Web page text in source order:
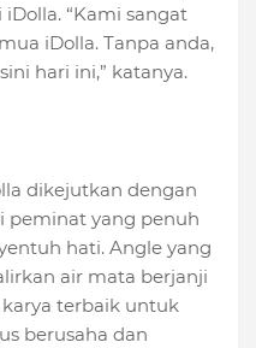
“Kami sangat
iDolla. Tanpa anda,
hari ini,” katanya.
dikejutkan dengan
peminat yang penuh
hati. Angle yang
air mata berjanji
terbaik untuk
berusaha dan